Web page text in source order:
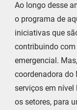
Ao longo desse
o programa de
iniciativas que
contribuindo
emergencial.
coordenadora do
serviços em nível
os setores, para